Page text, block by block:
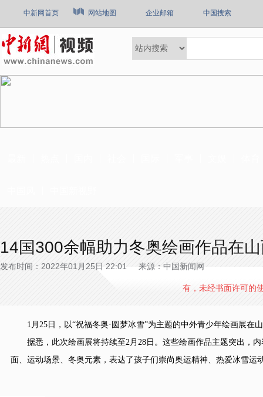
中新网首页 网站地图 企业邮箱 中国搜索
14国300余幅助力冬奥绘画作品在
发布时间：2022年01月25日 22:01 来源：中国新闻网
有，未经书面许可的
1月25日，以“祝福冬奥·圆梦冰雪”为主题的中外青少年绘画展在
据悉，此次绘画展将持续至2月28日。这些绘画作品主题突出，内
面、运动场景、冬奥元素，表达了孩子们崇尚奥运精神、热爱冰雪运